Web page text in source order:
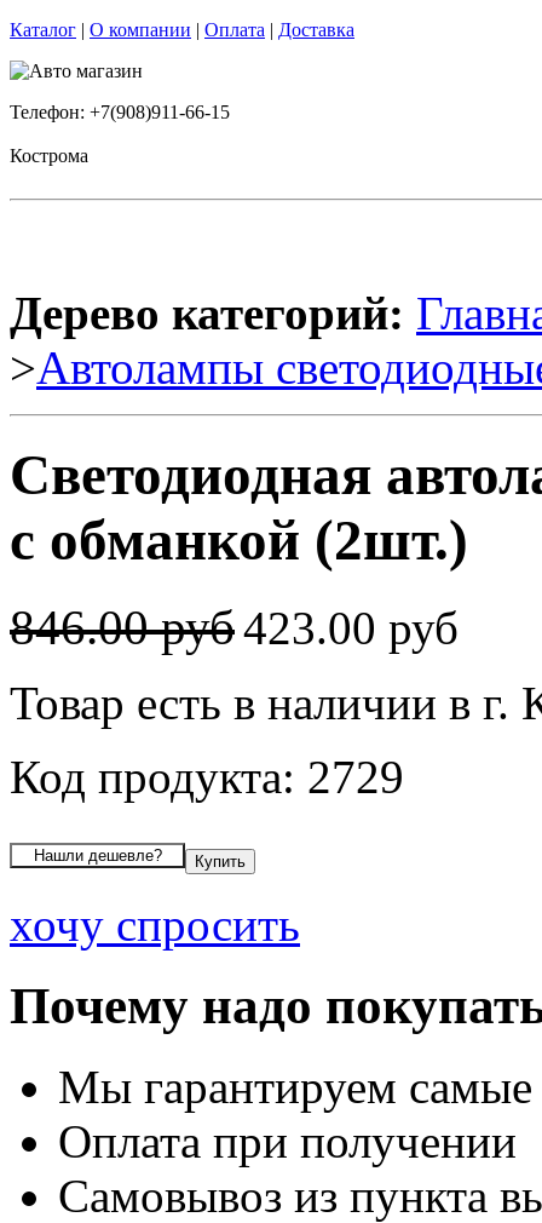
Каталог | О компании | Оплата | Доставка
Телефон: +7(908)911-66-15
Кострома
Дерево категорий:
>Автолампы
Светодиодная
с обманкой (2шт.)
846.00 руб423.00 руб
Товар есть в наличии в г.
Код продукта: 2729
хочу спросить
Почему надо
Мы гарантируем
Оплата при получении
Самовывоз из пункта